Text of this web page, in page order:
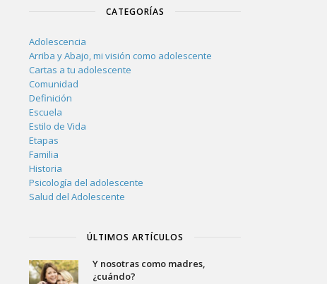
CATEGORÍAS
Adolescencia
Arriba y Abajo, mi visión como adolescente
Cartas a tu adolescente
Comunidad
Definición
Escuela
Estilo de Vida
Etapas
Familia
Historia
Psicología del adolescente
Salud del Adolescente
ÚLTIMOS ARTÍCULOS
Y nosotras como madres,
¿cuándo?